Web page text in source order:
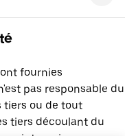
fournies
pas responsable du
tiers ou de tout
tiers découlant du